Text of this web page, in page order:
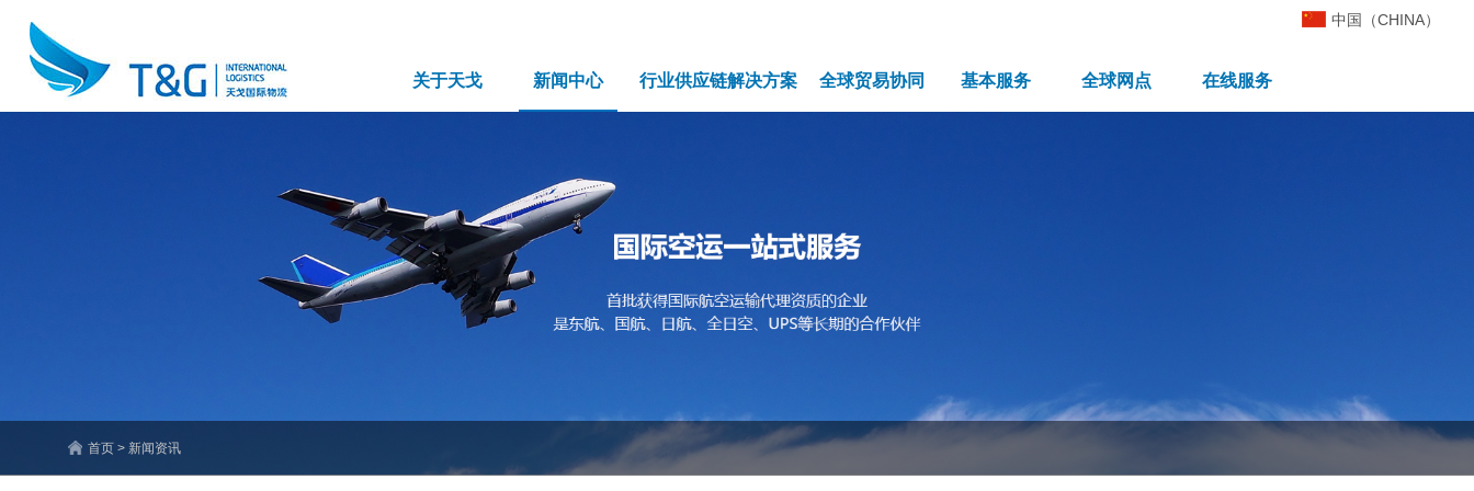
中国（CHINA）
关于天戈 新闻中心 行业供应链解决方案 全球贸易协同 基本服务 全球网点 在线服务
首页 > 新闻资讯